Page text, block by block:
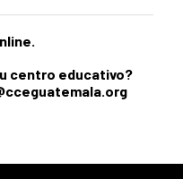
centro educativo?